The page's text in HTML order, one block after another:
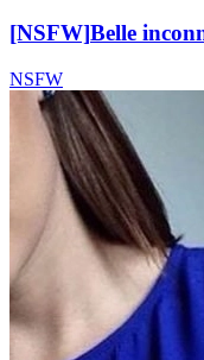
[NSFW]Belle
NSFW